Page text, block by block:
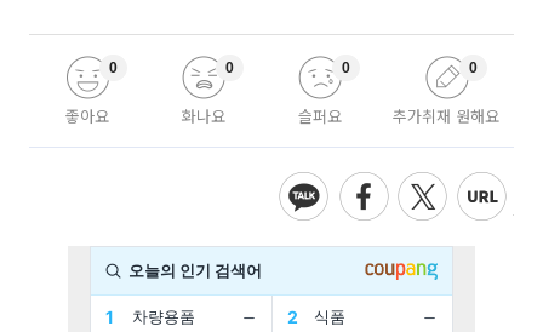
좋아요
0
화나요
0
슬퍼요
0
추가취재 원해요
0